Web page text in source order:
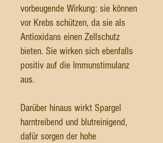
vorbeugende Wirkung: sie können
vor Krebs schützen, da sie als
Antioxidans einen Zellschutz
bieten. Sie wirken sich ebenfalls
positiv auf die Immunstimulanz
aus.
Darüber hinaus wirkt Spargel
harntreibend und blutreinigend,
dafür sorgen der hohe